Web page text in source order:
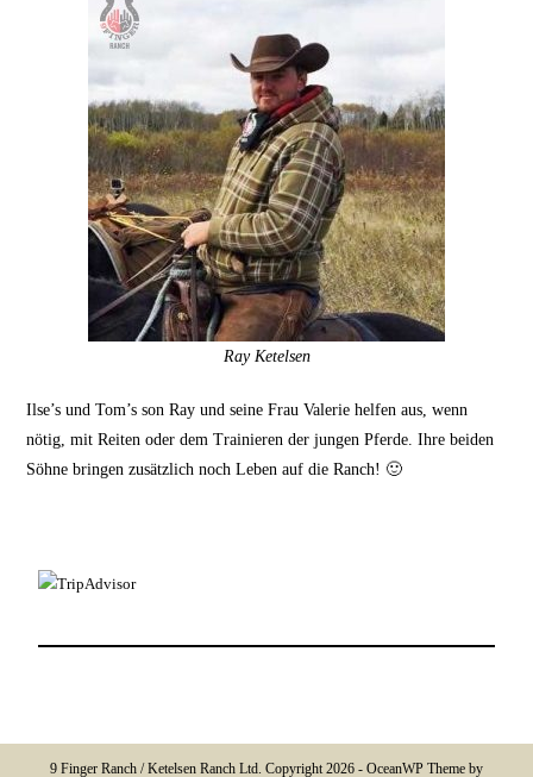
Ray Ketelsen
Ilse’s und Tom’s son Ray und seine Frau Valerie helfen aus, wenn
nötig, mit Reiten oder dem Trainieren der jungen Pferde. Ihre beiden
Söhne bringen zusätzlich noch Leben auf die Ranch! 🙂
9 Finger Ranch / Ketelsen Ranch Ltd. Copyright 2026 - OceanWP Theme by